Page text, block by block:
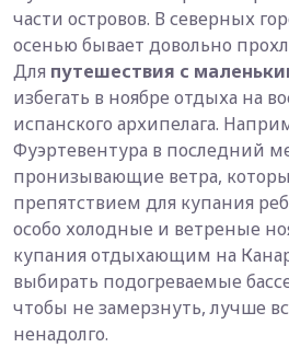
части островов. В северных
осенью бывает довольно
Для путешествия с
избегать в ноябре отдыха на
испанского архипелага.
Фуэртевентура в последний
пронизывающие ветра,
препятствием для купания
особо холодные и ветреные
купания отдыхающим на
выбирать подогреваемые
чтобы не замерзнуть, лучше
ненадолго.